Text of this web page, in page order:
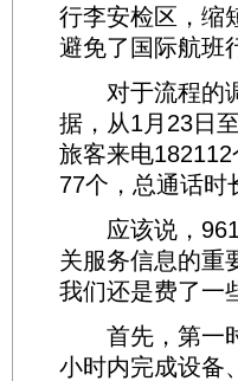
行李安检区，缩
避免了国际航班
对于流程的调
据，从1月23日
旅客来电
77个，总通话时
应该说，
关服务信息的重
我们还是费了一
首先，第一时
小时内完成设备